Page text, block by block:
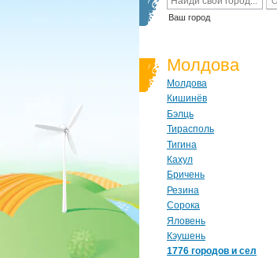
Ваш город
Молдова
Молдова
Кишинёв
Бэлць
Тирасполь
Тигина
Кахул
Бричень
Резина
Сорока
Яловень
Кэушень
1776 городов и сел